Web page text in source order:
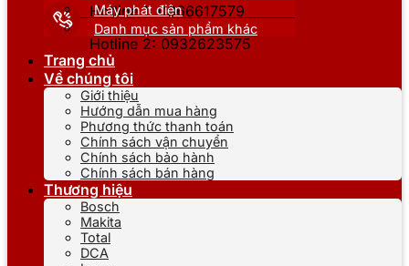
Hotline 1: 0866617579
Hotline 2: 0932623575
Máy phát điện
Danh mục sản phẩm khác
Trang chủ
Về chúng tôi
Giới thiệu
Hướng dẫn mua hàng
Phương thức thanh toán
Chính sách vận chuyển
Chính sách bảo hành
Chính sách bán hàng
Thương hiệu
Bosch
Makita
Total
DCA